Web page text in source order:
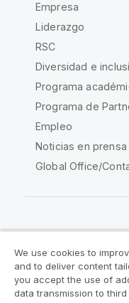
Empresa
Liderazgo
RSC
Diversidad e
Programa
Programa de
Empleo
Noticias en prensa
Global Office/
Acuerdos legales
Legal Policies
We use cookies to
and to deliver content
you accept the use of
data transmission to